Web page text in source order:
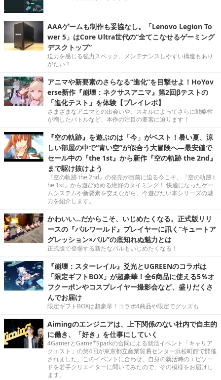
AAAゲームも制作も妥協なし。「Lenovo Legion To
wer 5」はCore Ultra世代の“全てこなせるゲーミング
デスクトップ”
迫力を感じる強力スペック。メンテナンスしやすい構造もあり
がたい！
アニマや新要素のさらなる“進化”を目撃せよ！HoYov
erse新作『崩壊：ネクサスアニマ』第2回βテストの
「進化テスト」を体験【プレイレポ】
さまざまなアニマとの出会いや、スキルによってさらに戦略性
が増したバトルなど、本作の注目の要素に迫ります！
『空の軌跡』を遊ぶのは「今」がベスト！暑い夏、涼
しい部屋の中で“青い空”が似合う大冒険へ―最安値で
セール中の『the 1st』から新作『空の軌跡 the 2nd』
まで駆け抜けよう
『空の軌跡 the 2nd』の発売が目前に迫る今こそ、『空の軌跡 t
he 1st』から遊び始める絶好のタイミング！ 快適になったゲー
ムシステムや新要素を交えながら、今遊びたい本シリーズの魅
力を紹介します。
かわいい…だからこそ、いじめたくなる。正式版リリ
ースの『パルワールド』プレイヤーに訊く“キュートア
グレッション×パル”の底知れぬ魅力とは
正式版で登場する新たなパルもいじめたくなる！
『崩壊：スターレイル』爻光とUGREENのコラボは
「限定ギフトBOX」が超豪華！全6商品に使える5％オ
フクーポンやコスプレイヤー撮影会など、盛りだくさ
んでお届け
限定ギフトBOXは超豪華！コラボ4商品や限定でグッズも
Aimingのエンジニアは、上下関係のない社内で自主的
に働き、「好き」を仕事にしていく
4GamerとGame*Sparkの合同による就活イベント「キャリア
クエスト」の第4回が東京都立産業貿易センター浜松町館で開催
されました。このイベントに合わせ、自身の就活時のエピソー
ドを若手クリエイターに聞いてみたので、その模様をお届けし
ます。